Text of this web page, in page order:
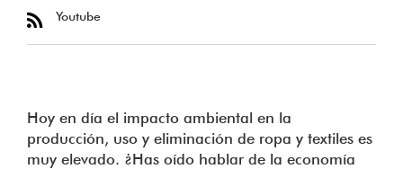
Youtube
Hoy en día el impacto ambiental en la
producción, uso y eliminación de ropa y textiles es
muy elevado. ¿Has oído hablar de la economía